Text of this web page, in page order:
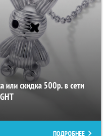
или скидка 500р. в сети
ПОДРОБНЕЕ